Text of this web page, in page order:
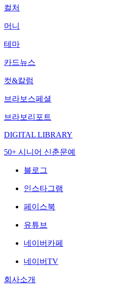
컬처
머니
테마
카드뉴스
컷&칼럼
브라보스페셜
브라보리포트
DIGITAL LIBRARY
50+ 시니어 신춘문예
블로그
인스타그램
페이스북
유튜브
네이버카페
네이버TV
회사소개